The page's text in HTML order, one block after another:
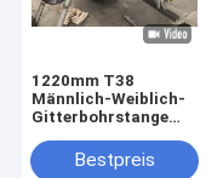
1220mm T38
Männlich-Weiblich-
Gitterbohrstange
Bergbau und
Felsbohrung
Bestpreis